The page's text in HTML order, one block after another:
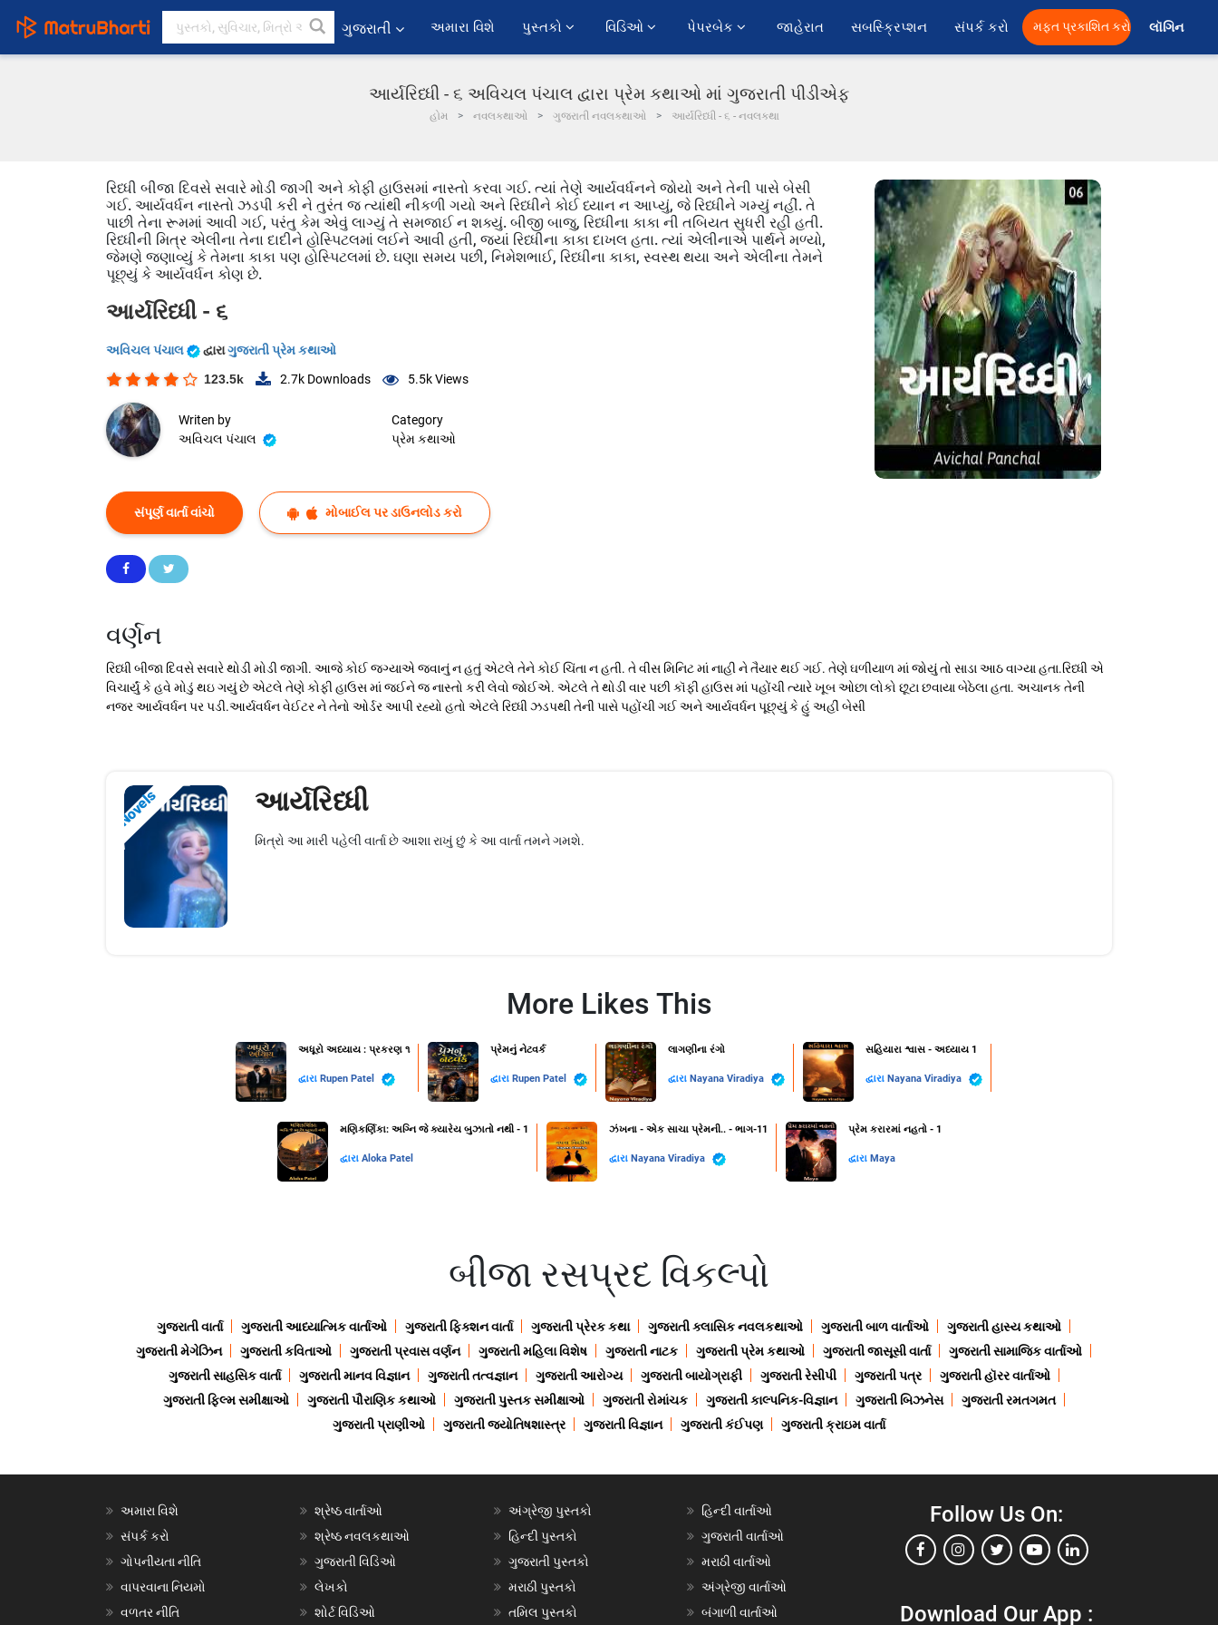
ગુજરાતી અમારા વિશે પુસ્તકો વિડિઓ પેપરબેક જાહેરાત સબસ્ક્રિપ્શન સંપર્ક કરો મફત પ્રકાશિત કરો લૉગિન
આર્યરિધ્ધી - ૬ અવિચલ પંચાલ દ્વારા પ્રેમ કથાઓ માં ગુજરાતી પીડીએફ
હોમ નવલકથાઓ ગુજરાતી નવલકથાઓ આર્યરિધ્ધી - ૬ - નવલકથા
રિધ્ધી બીજા દિવસે સવારે મોડી જાગી અને કોફી હાઉસમાં નાસ્તો કરવા ગઈ. ત્યાં તેણે આર્યવર્ધનને જોયો અને તેની પાસે બેસી
ગઈ. આર્યવર્ધન નાસ્તો ઝડપી કરી ને તુરંત જ ત્યાંથી નીકળી ગયો અને રિધ્ધીને કોઈ ધ્યાન ન આપ્યું, જે રિધ્ધીને ગમ્યું નહીં. તે
પાછી તેના રૂમમાં આવી ગઈ, પરંતુ કેમ એવું લાગ્યું તે સમજાઈ ન શક્યું. બીજી બાજુ, રિધ્ધીના કાકા ની તબિયત સુધરી રહી હતી.
રિધ્ધીની મિત્ર એલીના તેના દાદીને હોસ્પિટલમાં લઈને આવી હતી, જ્યાં રિધ્ધીના કાકા દાખલ હતા. ત્યાં એલીનાએ પાર્થને મળ્યો,
જેમણે જણાવ્યું કે તેમના કાકા પણ હોસ્પિટલમાં છે. ઘણા સમય પછી, નિમેશભાઈ, રિધ્ધીના કાકા, સ્વસ્થ થયા અને એલીના તેમને
પૂછ્યું કે આર્યવર્ધન કોણ છે.
આર્યરિધ્ધી - ૬
અવિચલ પંચાલ દ્વારાગુજરાતી પ્રેમ કથાઓ
123.5k 2.7k Downloads 5.5kViews
Writen by
અવિચલ પંચાલ
Category
પ્રેમ કથાઓ
સંપૂર્ણ વાર્તા વાંચો મોબાઈલ પર ડાઉનલોડ કરો
વર્ણન
રિધ્ધી બીજા દિવસે સવારે થોડી મોડી જાગી. આજે કોઈ જગ્યાએ જવાનું ન હતું એટલે તેને કોઈ ચિંતા ન હતી. તે વીસ મિનિટ માં નાહી ને તૈયાર થઈ ગઈ. તેણે ઘળીયાળ માં જોયું તો સાડા આઠ વાગ્યા હતા.રિધ્ધી એ
વિચાર્યું કે હવે મોડું થઇ ગયું છે એટલે તેણે કોફી હાઉસ માં જઈને જ નાસ્તો કરી લેવો જોઈએ. એટલે તે થોડી વાર પછી કૉફી હાઉસ માં પહોંચી ત્યારે ખૂબ ઓછા લોકો છૂટા છવાયા બેઠેલા હતા. અચાનક તેની
નજર આર્યવર્ધન પર પડી.આર્યવર્ધન વેઈટર ને તેનો ઓર્ડર આપી રહ્યો હતો એટલે રિધ્ધી ઝડપથી તેની પાસે પહોંચી ગઈ અને આર્યવર્ધન પૂછ્યું કે હું અહીં બેસી
Novels આર્યરિધ્ધી
મિત્રો આ મારી પહેલી વાર્તા છે આશા રાખું છું કે આ વાર્તા તમને ગમશે.
More Likes This
અધૂરો અધ્યાય : પ્રકરણ ૧
દ્વારા Rupen Patel
પ્રેમનું નેટવર્ક
દ્વારા Rupen Patel
લાગણીના રંગો
દ્વારા Nayana Viradiya
સહિયારા શ્વાસ - અધ્યાય 1
દ્વારા Nayana Viradiya
મણિકર્ણિકા: અગ્નિ જે ક્યારેય બુઝાતો નથી - 1
દ્વારા Aloka Patel
ઝંખના - એક સાચા પ્રેમની.. - ભાગ-11
દ્વારા Nayana Viradiya
પ્રેમ કરારમાં નહતો - 1
દ્વારા Maya
બીજા રસપ્રદ વિકલ્પો
ગુજરાતી વાર્તા ગુજરાતી આધ્યાત્મિક વાર્તાઓ ગુજરાતી ફિક્શન વાર્તા ગુજરાતી પ્રેરક કથા ગુજરાતી ક્લાસિક નવલકથાઓ ગુજરાતી બાળ વાર્તાઓ
ગુજરાતી હાસ્ય કથાઓ
ગુજરાતી મેગેઝિન
ગુજરાતી કવિતાઓ ગુજરાતી પ્રવાસ વર્ણન ગુજરાતી મહિલા વિશેષ ગુજરાતી નાટક ગુજરાતી પ્રેમ કથાઓ ગુજરાતી જાસૂસી વાર્તા
ગુજરાતી સામાજિક વાર્તાઓ
ગુજરાતી સાહસિક વાર્તા
ગુજરાતી માનવ વિજ્ઞાન ગુજરાતી તત્વજ્ઞાન ગુજરાતી આરોગ્ય ગુજરાતી બાયોગ્રાફી ગુજરાતી રેસીપી ગુજરાતી પત્ર
ગુજરાતી હૉરર વાર્તાઓ
ગુજરાતી ફિલ્મ સમીક્ષાઓ
ગુજરાતી પૌરાણિક કથાઓ ગુજરાતી પુસ્તક સમીક્ષાઓ ગુજરાતી રોમાંચક ગુજરાતી કાલ્પનિક-વિજ્ઞાન ગુજરાતી બિઝનેસ
ગુજરાતી રમતગમત
ગુજરાતી પ્રાણીઓ
ગુજરાતી જ્યોતિષશાસ્ત્ર ગુજરાતી વિજ્ઞાન ગુજરાતી કંઈપણ ગુજરાતી ક્રાઇમ વાર્તા
અમારા વિશે
સંપર્ક કરો
ગોપનીયતા નીતિ
વાપરવાના નિયમો
વળતર નીતિ
શ્રેષ્ઠ વાર્તાઓ
શ્રેષ્ઠ નવલકથાઓ
ગુજરાતી વિડિઓ
લેખકો
શોર્ટ વિડિઓ
અંગ્રેજી પુસ્તકો
હિન્દી પુસ્તકો
ગુજરાતી પુસ્તકો
મરાઠી પુસ્તકો
તમિલ પુસ્તકો
હિન્દી વાર્તાઓ
ગુજરાતી વાર્તાઓ
મરાઠી વાર્તાઓ
અંગ્રેજી વાર્તાઓ
બંગાળી વાર્તાઓ
Follow Us On:
Download Our App :